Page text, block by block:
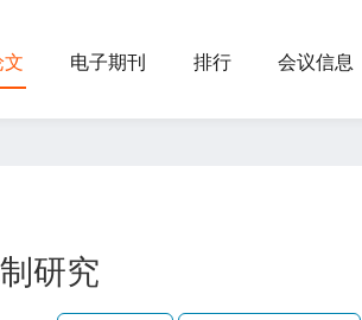
文 电子期刊 排行 会议信息
研究